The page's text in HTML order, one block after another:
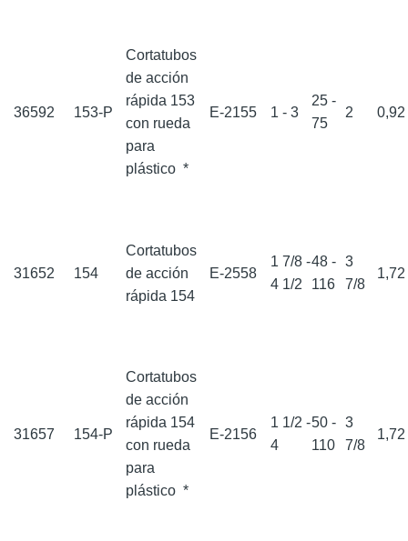
36592 153-P
Cortatubos
de acción
rápida 153
con rueda
para
plástico *
E-2155 1 - 3
25 -
75
2 0,92
31652 154
Cortatubos
de acción
rápida 154
E-2558
1 7/8 -
4 1/2
48 -
116
3
7/8
1,72
31657 154-P
Cortatubos
de acción
rápida 154
con rueda
para
plástico *
E-2156
1 1/2 -
4
50 -
110
3
7/8
1,72